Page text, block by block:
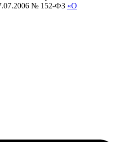
№ 152-ФЗ «О